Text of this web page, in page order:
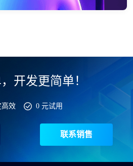
开发更简单！
高效 0 元试用
联系销售